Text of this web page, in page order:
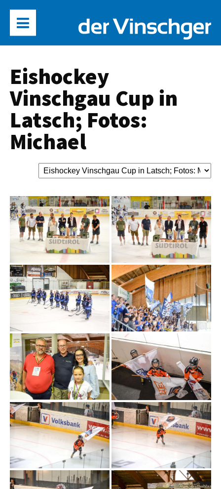
Eishockey
Vinschgau Cup in
Latsch; Fotos:
Michael